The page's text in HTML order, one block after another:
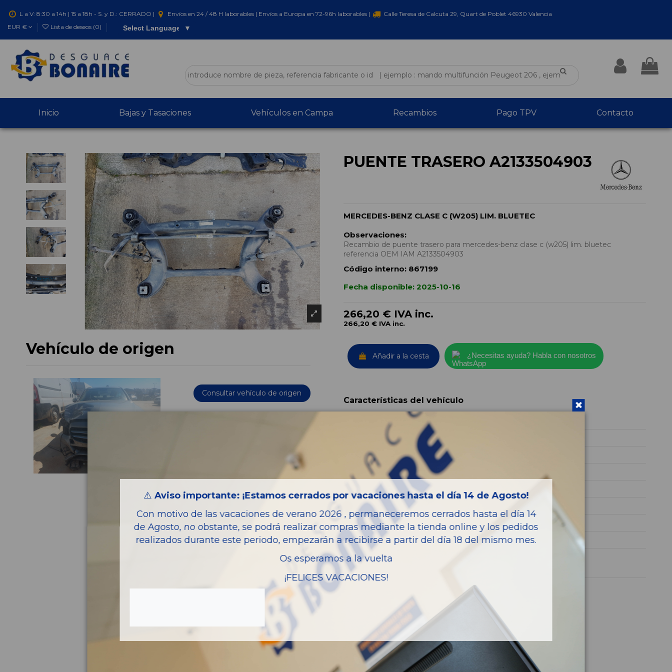
L a V: 8:30 a 14h | 15 a 18h - S. y D.: CERRADO | Envíos en 24 / 48 H laborables | Envíos a Europa en 72-96h laborables |
Calle Teresa de Calcuta 29, Quart de Poblet 46930 Valencia
EUR €
Lista de deseos (0) Select Language ▼
Inicio Bajas y Tasaciones Vehículos en Campa Recambios Pago TPV Contacto
Vehículo de origen
Consultar vehículo de origen
PUENTE TRASERO A2133504903
MERCEDES-BENZ CLASE C (W205) LIM. BLUETEC
Observaciones:
Recambio de puente trasero para mercedes-benz clase c (w205) lim. bluetec
referencia OEM IAM A2133504903
Código interno: 867199
Fecha disponible: 2025-10-16
266,20 € IVA inc.
266,20 € IVA inc.
Añadir a la cesta ¿Necesitas ayuda? Habla con nosotros
Características del vehículo
Año fabricación
Código motor
Bastidor
Combustible
Versión
Potencia
197CV 145KW
Modelo
CLASE C (W205) LIM.
Garantia
Piezas almacenadas del vehículo
⚠️ Aviso importante: ¡Estamos cerrados por vacaciones hasta el día 14 de Agosto!
Con motivo de las vacaciones de verano 2026 , permaneceremos cerrados hasta el día 14
de Agosto, no obstante, se podrá realizar compras mediante la tienda online y los pedidos
realizados durante este periodo, empezarán a recibirse a partir del día 18 del mismo mes.
Os esperamos a la vuelta
¡FELICES VACACIONES!